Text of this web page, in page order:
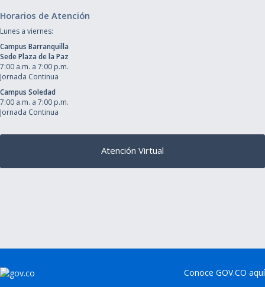
Horarios de Atención
Lunes a viernes:
Campus Barranquilla
Sede Plaza de la Paz
7:00 a.m. a 7:00 p.m.
Jornada Continua
Campus Soledad
7:00 a.m. a 7:00 p.m.
Jornada Continua
Atención Virtual
Conoce GOV.CO aquí